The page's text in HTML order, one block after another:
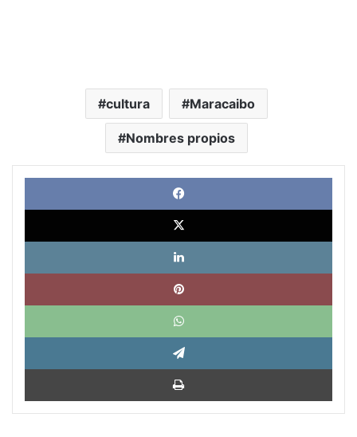
cultura Maracaibo
Nombres propios
X